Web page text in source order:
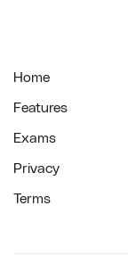
Home
Features
Exams
Privacy
Terms